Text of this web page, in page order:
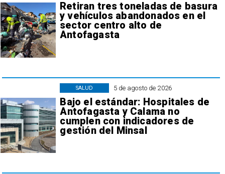
Retiran tres toneladas de basura
y vehículos abandonados en el
sector centro alto de
Antofagasta
5 de agosto de 2026
Bajo el estándar: Hospitales de
Antofagasta y Calama no
cumplen con indicadores de
gestión del Minsal
SALUD